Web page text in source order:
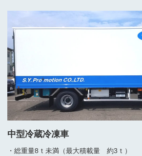
中型冷蔵冷凍車
・総重量8ｔ未満（最大積載量 約3ｔ）